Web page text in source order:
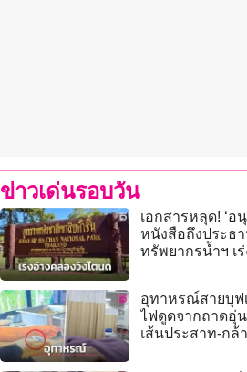
ข่าวเด่นรอบวัน
เอกสารหลุด! ‘อ
หนังสือถึงประธ
ทรัพยากรน้ำฯ เร่
อุทาหรณ์สายบุฟ
ไฟดูดจากถาดอุ่น
เส้นประสาท-กล้